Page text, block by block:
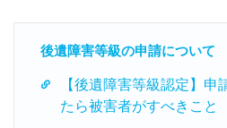
後遺障害等級の申請について
【後遺障害等級認定】申
たら被害者がすべきこと